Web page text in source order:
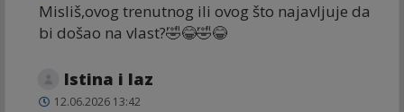
Misliš,ovog trenutnog ili ovog što najavljuje da
bi došao na vlast?🤣😂🤣😂
Istina i laz
12.06.2026 13:42